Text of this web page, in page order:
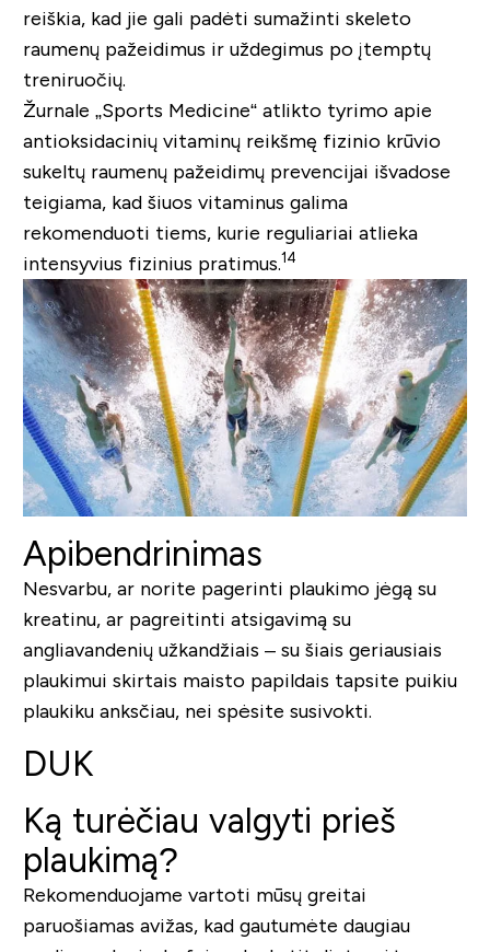
reiškia, kad jie gali padėti sumažinti skeleto
raumenų pažeidimus ir uždegimus po įtemptų
treniruočių.
Žurnale „Sports Medicine“ atlikto tyrimo apie
antioksidacinių vitaminų reikšmę fizinio krūvio
sukeltų raumenų pažeidimų prevencijai išvadose
teigiama, kad šiuos vitaminus galima
rekomenduoti tiems, kurie reguliariai atlieka
intensyvius fizinius pratimus.14
Apibendrinimas
Nesvarbu, ar norite pagerinti plaukimo jėgą su
kreatinu, ar pagreitinti atsigavimą su
angliavandenių užkandžiais – su šiais geriausiais
plaukimui skirtais maisto papildais tapsite puikiu
plaukiku anksčiau, nei spėsite susivokti.
DUK
Ką turėčiau valgyti prieš
plaukimą?
Rekomenduojame vartoti mūsų greitai
paruošiamas avižas, kad gautumėte daugiau